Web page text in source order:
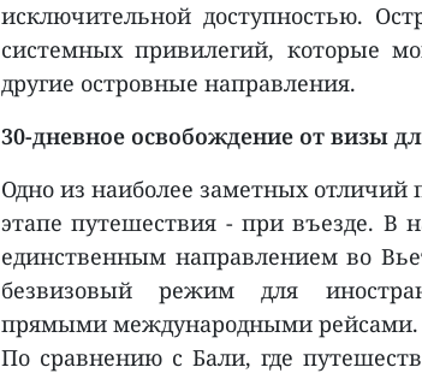
исключительной доступностью.
системных привилегий, которые
другие островные направления.
30-дневное освобождение от визы
Одно из наиболее заметных
этапе путешествия - при въезде. В
единственным направлением во
безвизовый режим для
прямыми международными рейсами.
По сравнению с Бали, где